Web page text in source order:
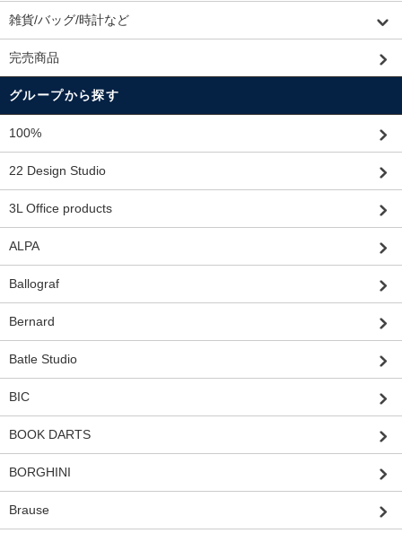
雑貨/バッグ/時計など
完売商品
グループから探す
100%
22 Design Studio
3L Office products
ALPA
Ballograf
Bernard
Batle Studio
BIC
BOOK DARTS
BORGHINI
Brause